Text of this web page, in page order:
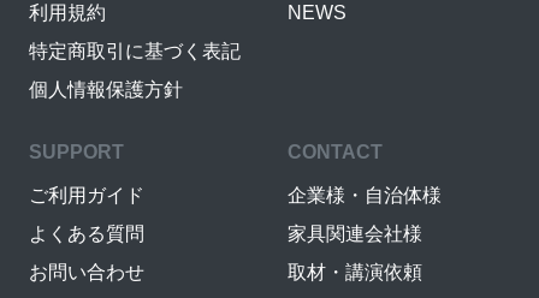
利用規約
特定商取引に基づく表記
個人情報保護方針
NEWS
SUPPORT
ご利用ガイド
よくある質問
お問い合わせ
CONTACT
企業様・自治体様
家具関連会社様
取材・講演依頼